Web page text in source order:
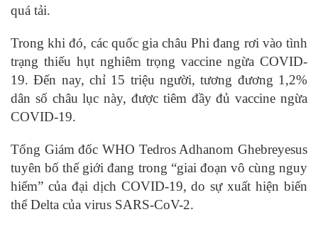
quá tải.
Trong khi đó, các quốc gia châu Phi đang rơi vào tình
trạng thiếu hụt nghiêm trọng vaccine ngừa COVID-
19. Đến nay, chỉ 15 triệu người, tương đương 1,2%
dân số châu lục này, được tiêm đầy đủ vaccine ngừa
COVID-19.
Tổng Giám đốc WHO Tedros Adhanom Ghebreyesus
tuyên bố thế giới đang trong “giai đoạn vô cùng nguy
hiểm” của đại dịch COVID-19, do sự xuất hiện biến
thể Delta của virus SARS-CoV-2.